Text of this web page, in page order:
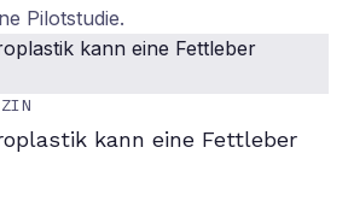
Pilotstudie.
kann eine Fettleber